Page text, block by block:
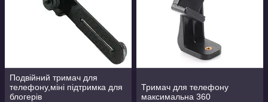
Подвійний тримач для
телефону,міні підтримка для
блогерів
Тримач для телефону
максимальна 360